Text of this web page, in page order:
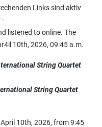
Links sind aktiv
listened to online. The
10th, 2026, 09:45 a.m.
String Quartet
String Quartet
10th, 2026, from 9:45